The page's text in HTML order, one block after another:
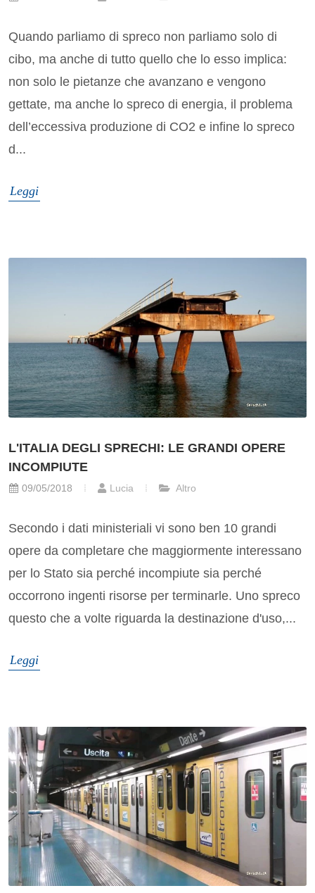
Quando parliamo di spreco non parliamo solo di
cibo, ma anche di tutto quello che lo esso implica:
non solo le pietanze che avanzano e vengono
gettate, ma anche lo spreco di energia, il problema
dell’eccessiva produzione di CO2 e infine lo spreco
d...
Leggi
L'ITALIA DEGLI SPRECHI: LE GRANDI OPERE
INCOMPIUTE
09/05/2018 Lucia Altro
Secondo i dati ministeriali vi sono ben 10 grandi
opere da completare che maggiormente interessano
per lo Stato sia perché incompiute sia perché
occorrono ingenti risorse per terminarle. Uno spreco
questo che a volte riguarda la destinazione d'uso,...
Leggi